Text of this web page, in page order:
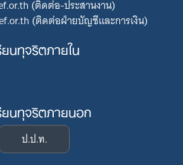
(ติดต่อ-ประสานงาน)
(ติดต่อฝ่ายบัญชีและการเงิน)
นทุจริตภายใน
นทุจริตภายนอก
ป.ป.ท.